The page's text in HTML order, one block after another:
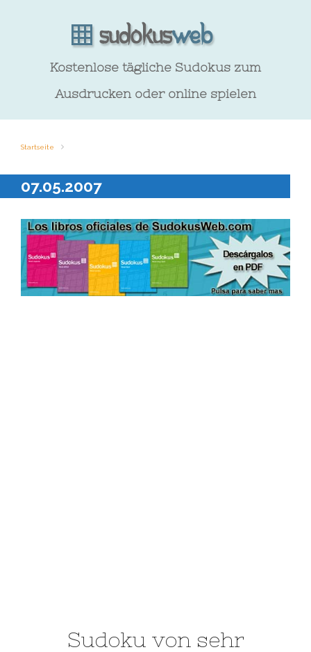
Kostenlose tägliche Sudokus zum
Ausdrucken oder online spielen
Startseite
07.05.2007
Sudoku von sehr